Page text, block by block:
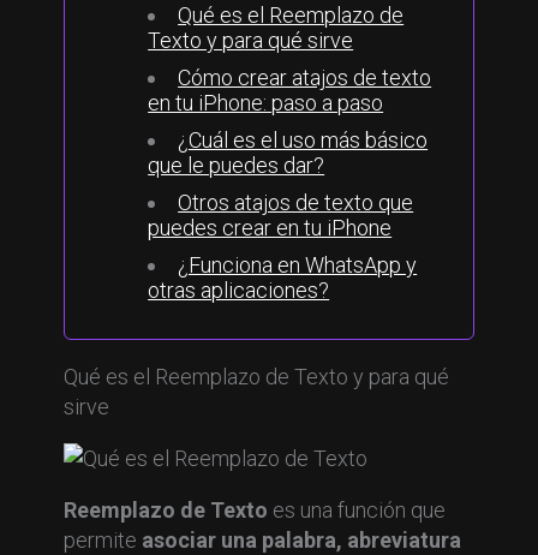
Qué es el Reemplazo de
Texto y para qué sirve
Cómo crear atajos de texto
en tu iPhone: paso a paso
¿Cuál es el uso más básico
que le puedes dar?
Otros atajos de texto que
puedes crear en tu iPhone
¿Funciona en WhatsApp y
otras aplicaciones?
Qué es el Reemplazo de Texto y para qué
sirve
Reemplazo de Texto es una función que
permite asociar una palabra, abreviatura